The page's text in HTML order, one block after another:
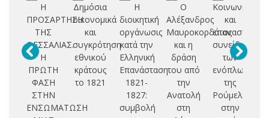
Η
ΠΡΟΣΑΡΤΗΣΗ
ΤΗΣ
ΘΕΣΣΑΛΙΑΣ.
Η
ΠΡΩΤΗ
ΦΑΣΗ
ΣΤΗΝ
ΕΝΣΩΜΑΤΩΣΗ
Δημόσια
οικονομικά
και
συγκρότηση
εθνικού
κράτους
το 1821
Η
διοικητική
οργάνωσις
κατά την
Ελληνική
Επανάσταση
1821-
1827:
συμβολή
Ο
Αλέξανδρος
Μαυροκορδάτος
και η
δράση
του από
την
Ανατολή
στη
Κοινωνική
και
επαναστατική
συνείδηση
των
ενόπλων
της
Ρούμελης
στην